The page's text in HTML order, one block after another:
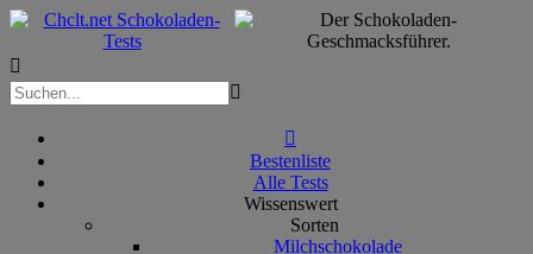



Bestenliste
Alle Tests
Wissenswert
Sorten
Milchschokolade